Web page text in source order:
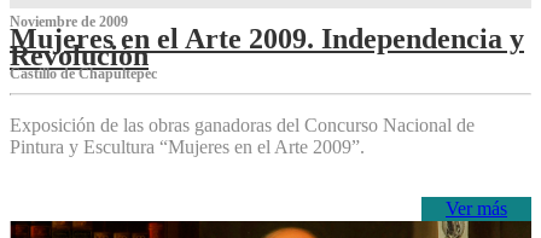
Noviembre de 2009
Mujeres en el Arte 2009. Independencia y
Revolución
Castillo de Chapultepec
Exposición de las obras ganadoras del Concurso Nacional de
Pintura y Escultura “Mujeres en el Arte 2009”.
Ver más